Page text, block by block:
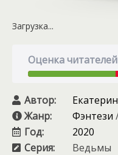
Загрузка...
Оценка читателей
Автор:
Жанр:
Фэнтези
Год:
2020
Серия:
Ведьмы